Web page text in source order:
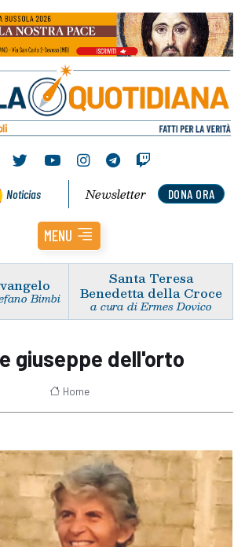
Noticias DONA ORA
Newsletter
MENU
Bimbi
Santa Teresa
Benedetta della Croce
a cura di Ermes Dovico
giuseppe dell'orto
Home